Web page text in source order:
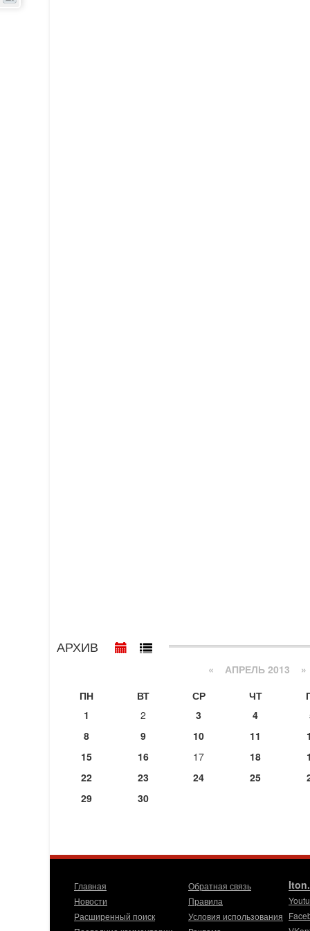
АРХИВ
« АПРЕЛЬ 2013 »
ПН
ВТ СР ЧТ
1
2 3 4
8
9 10 11
15
16 17 18
22
23 24 25
29
30
Главная
Новости
Расширенный поиск
Обратная связь
Правила
Условия использования